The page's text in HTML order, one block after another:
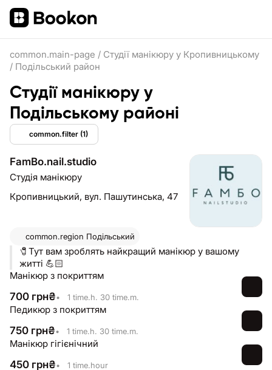
common.main-page / Студії манікюру у Кропивницькому
/ Подільський район
Студії манікюру у
Подільському районі
common.filter (1)
FamBo.nail.studio
Студія манікюру
Кропивницький, вул. Пашутинська, 47
common.region Подільський
🧷Тут вам зроблять найкращий манікюр у вашому
житті 💪🏻
Манікюр з покриттям
700 грн₴• 1 time.h. 30 time.m.
Педикюр з покриттям
750 грн₴• 1 time.h. 30 time.m.
Манікюр гігієнічний
450 грн₴• 1 time.hour